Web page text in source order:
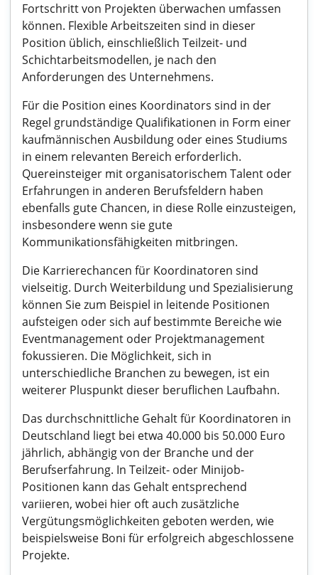
Fortschritt von Projekten überwachen umfassen
können. Flexible Arbeitszeiten sind in dieser
Position üblich, einschließlich Teilzeit- und
Schichtarbeitsmodellen, je nach den
Anforderungen des Unternehmens.
Für die Position eines Koordinators sind in der
Regel grundständige Qualifikationen in Form einer
kaufmännischen Ausbildung oder eines Studiums
in einem relevanten Bereich erforderlich.
Quereinsteiger mit organisatorischem Talent oder
Erfahrungen in anderen Berufsfeldern haben
ebenfalls gute Chancen, in diese Rolle einzusteigen,
insbesondere wenn sie gute
Kommunikationsfähigkeiten mitbringen.
Die Karrierechancen für Koordinatoren sind
vielseitig. Durch Weiterbildung und Spezialisierung
können Sie zum Beispiel in leitende Positionen
aufsteigen oder sich auf bestimmte Bereiche wie
Eventmanagement oder Projektmanagement
fokussieren. Die Möglichkeit, sich in
unterschiedliche Branchen zu bewegen, ist ein
weiterer Pluspunkt dieser beruflichen Laufbahn.
Das durchschnittliche Gehalt für Koordinatoren in
Deutschland liegt bei etwa 40.000 bis 50.000 Euro
jährlich, abhängig von der Branche und der
Berufserfahrung. In Teilzeit- oder Minijob-
Positionen kann das Gehalt entsprechend
variieren, wobei hier oft auch zusätzliche
Vergütungsmöglichkeiten geboten werden, wie
beispielsweise Boni für erfolgreich abgeschlossene
Projekte.